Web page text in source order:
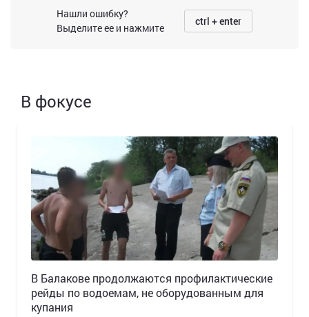
Нашли ошибку?
Выделите ее и нажмите
ctrl + enter
В фокусе
В Балакове продолжаются профилактические
рейды по водоемам, не оборудованным для
купания